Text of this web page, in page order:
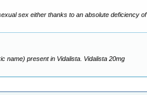
sex either thanks to an absolute deficiency of
name) present in Vidalista. Vidalista 20mg